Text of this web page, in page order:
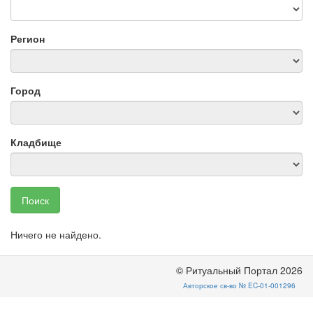
Регион
Город
Кладбище
Поиск
Ничего не найдено.
© Ритуальный Портал 2026
Авторское св-во № EC-01-001296